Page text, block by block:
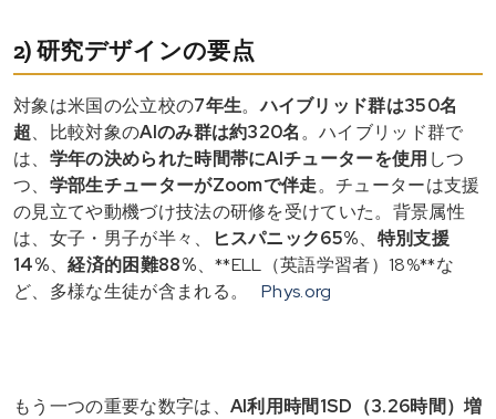
2) 研究デザインの要点
対象は米国の公立校の7年生。ハイブリッド群は350名
超、比較対象のAIのみ群は約320名。ハイブリッド群で
は、 学年の決められた時間帯にAIチューターを使用 しつ
つ、 学部生チューターがZoomで伴走。チューターは支援
の見立てや動機づけ技法の研修を受けていた。背景属性
は、女子・男子が半々、
ヒスパニック65%、 特別支援
14%、経済的困難88%、**ELL（英語学習者）18%**な
ど、多様な生徒が含まれる。
Phys.org
もう一つの重要な数字は、 AI利用時間1SD（3.26時間）増